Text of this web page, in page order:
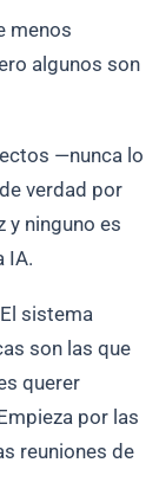
menos
algunos son
—nunca lo
verdad por
y ninguno es
IA.
El sistema
son las que
querer
por las
reuniones de